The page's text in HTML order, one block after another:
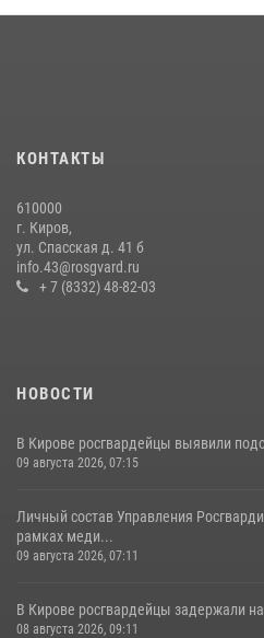
КОНТАКТЫ
610000
г. Киров,
ул. Спасская д. 41 б
info.43@rosgvard.ru
+ 7 (8332) 48-82-03
НОВОСТИ
В Кирове росгвардейцы выявили
09 августа 2026, 07:15
Личный состав Управления
рамках меди...
09 августа 2026, 07:11
В Кирове росгвардейцы задержали
08 августа 2026, 09:11